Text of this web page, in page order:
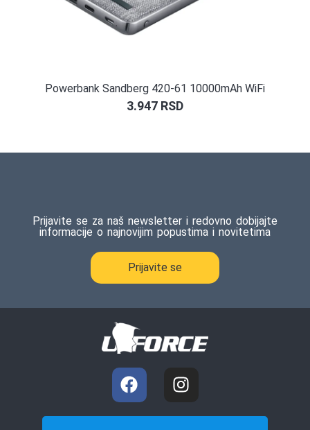
Powerbank Sandberg 420-61 10000mAh WiFi
3.947 RSD
Prijavite se za naš newsletter i redovno dobijajte
informacije o najnovijim popustima i novitetima
Prijavite se